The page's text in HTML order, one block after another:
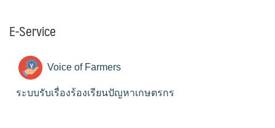
E-Service
Voice of Farmers
ระบบรับเรื่องร้องเรียนปัญหาเกษตรกร